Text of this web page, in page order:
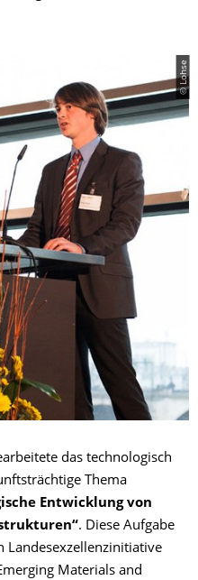
© Lohse
das technologisch
Thema
Entwicklung von
. Diese Aufgabe
Landesexzellenzinitiative
Materials and